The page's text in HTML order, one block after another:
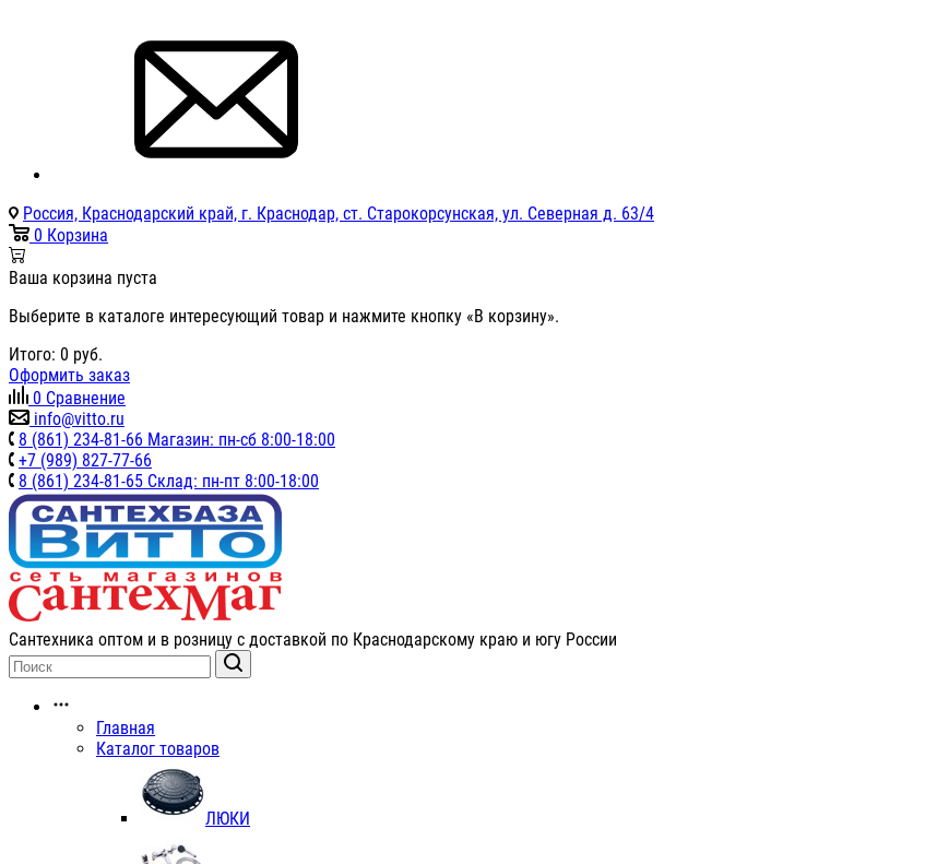
Россия, Краснодарский край, г. Краснодар, ст. Старокорсунская, ул. Северная д. 63/4
0 Корзина
Ваша корзина пуста
Выберите в каталоге интересующий товар и нажмите кнопку «В корзину».
Итого: 0 руб.
Оформить заказ
0 Сравнение
info@vitto.ru
8 (861) 234-81-66 Магазин: пн-сб 8:00-18:00
+7 (989) 827-77-66
8 (861) 234-81-65 Склад: пн-пт 8:00-18:00
Сантехника оптом и в розницу с доставкой по Краснодарскому краю и югу России
Главная
Каталог товаров
ЛЮКИ